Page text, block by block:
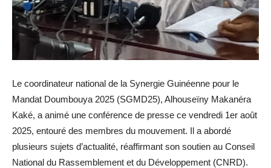
Le coordinateur national de la Synergie Guinéenne pour le
Mandat Doumbouya 2025 (SGMD25), Alhouseïny Makanéra
Kaké, a animé une conférence de presse ce vendredi 1er août
2025, entouré des membres du mouvement. Il a abordé
plusieurs sujets d’actualité, réaffirmant son soutien au Conseil
National du Rassemblement et du Développement (CNRD).